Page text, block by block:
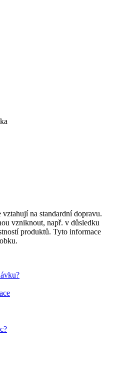
na standardní dopravu.
vzniknout, např. v důsledku
produktů. Tyto informace